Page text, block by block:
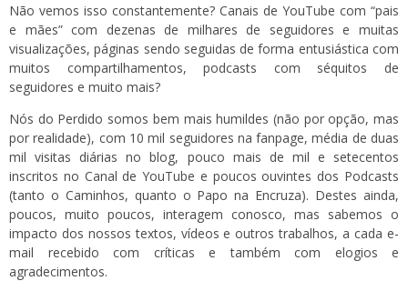
Não vemos isso constantemente? Canais de YouTube com “pais
e mães” com dezenas de milhares de seguidores e muitas
visualizações, páginas sendo seguidas de forma entusiástica com
muitos compartilhamentos, podcasts com séquitos de
seguidores e muito mais?
Nós do Perdido somos bem mais humildes (não por opção, mas
por realidade), com 10 mil seguidores na fanpage, média de duas
mil visitas diárias no blog, pouco mais de mil e setecentos
inscritos no Canal de YouTube e poucos ouvintes dos Podcasts
(tanto o Caminhos, quanto o Papo na Encruza). Destes ainda,
poucos, muito poucos, interagem conosco, mas sabemos o
impacto dos nossos textos, vídeos e outros trabalhos, a cada e-
mail recebido com críticas e também com elogios e
agradecimentos.